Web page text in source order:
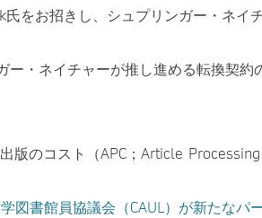
をお招きし、シュプリンガー・ネ
・ネイチャーが推し進める転換契
版のコスト（APC；Article
書館員協議会（CAUL）が新たなパ